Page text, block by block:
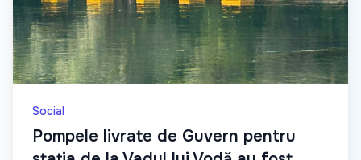
Social
Pompele livrate de Guvern pentru